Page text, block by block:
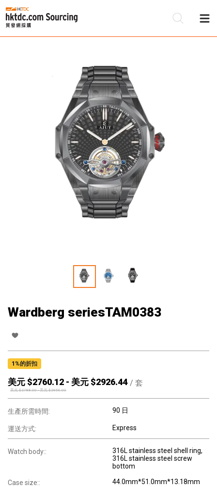
Wardberg seriesTAM0383
1 %的折扣
美元 $2760.12 - 美元 $2926.44 / 套
美元 $2788.00-美元 $2956.00
生產所需時間: 90 日
運送方式: Express
Watch body::
316L stainless steel shell ring,
316L stainless steel screw
bottom
Case size:: 44.0mm*51.0mm*13.18mm